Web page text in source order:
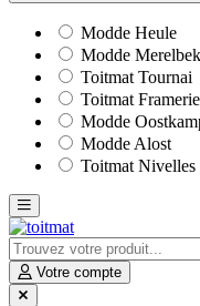
Modde Heule
Modde
Toitmat Tournai
Toitmat
Modde
Modde Alost
Toitmat Nivelles
Votre compte